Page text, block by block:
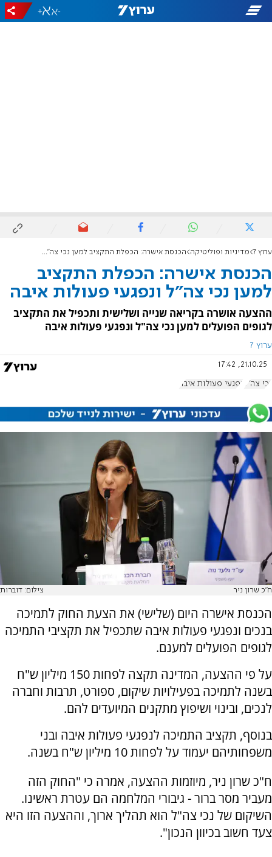
-
+
ערוץ 7 מדיניות ופוליטיקה הכנסת אישרה: הכפלת התקציב למען נכי צה"ל ונפגעי פעולות איבה
הכנסת אישרה: הכפלת התקציב
למען נכי צה"ל ונפגעי פעולות איבה
ההצעה אושרה בקריאה שנייה ושלישית ותכפיל את התקציב
לגופים הפועלים למען נכי צה"ל ונפגעי פעולות איבה
ערוץ 7
21.10.25, 17:42
נכי צה"ל נפגעי פעולות איבה
ח"כ שרון ניר צילום: דוברות
הכנסת אישרה היום (שלישי) את הצעת החוק לתמיכה
בנכים ונפגעי פעולות איבה שתכפיל את תקציבי התמיכה
לגופים הפועלים למענם.
על פי ההצעה, המדינה תקצה לפחות 150 מיליון ש"ח
בשנה לתמיכה בפעילויות שיקום, ספורט, תרבות וחברה
לנכים, ובינוי ושיפוץ מתקנים המיועדים להם.
בנוסף, תקציב התמיכה לנפגעי פעולות איבה ובני
משפחותיהם יעמוד על לפחות 10 מיליון ש"ח בשנה.
ח"כ שרון ניר, מיוזמות ההצעה, אמרה כי "החוק הזה
מעביר מסר ברור - גיבורי המלחמה הם עטרת ראשינו.
השיקום של נכי צה"ל הוא תהליך ארוך, וההצעה הזו היא
צעד חשוב בכיוון הנכון".